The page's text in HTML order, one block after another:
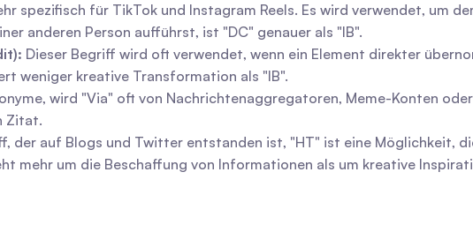
spezifisch für TikTok und Instagram Reels. Es wird verwendet, um
anderen Person aufführst, ist "DC" genauer als "IB".
Dieser Begriff wird oft verwendet, wenn ein Element direkter
weniger kreative Transformation als "IB".
wird "Via" oft von Nachrichtenaggregatoren, Meme-Konten
Zitat.
der auf Blogs und Twitter entstanden ist, "HT" ist eine Möglichkeit,
mehr um die Beschaffung von Informationen als um kreative